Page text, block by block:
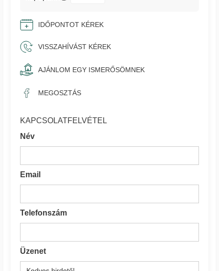
IDŐPONTOT KÉREK
VISSZAHÍVÁST KÉREK
AJÁNLOM EGY ISMERŐSÖMNEK
MEGOSZTÁS
KAPCSOLATFELVÉTEL
Név
Email
Telefonszám
Üzenet